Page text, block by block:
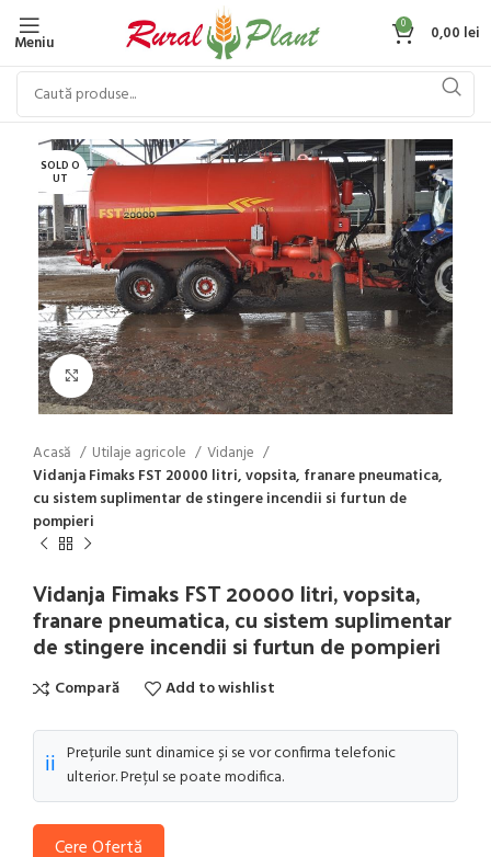
Meniu
0 0,00 lei
SOLD O
UT
Click to enlarge
Acasă Utilaje agricole
Vidanje
Vidanja Fimaks FST 20000 litri, vopsita, franare pneumatica,
cu sistem suplimentar de stingere incendii si furtun de
pompieri
Vidanja Fimaks FST 20000 litri, vopsita,
franare pneumatica, cu sistem suplimentar
de stingere incendii si furtun de pompieri
Compară Add to wishlist
ℹ️ Prețurile sunt dinamice și se vor confirma telefonic
ulterior. Prețul se poate modifica.
Cere Ofertă